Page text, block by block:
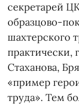
секретарей
образцово-
шахтерского
Стаханова,
«пример
труда». Тем